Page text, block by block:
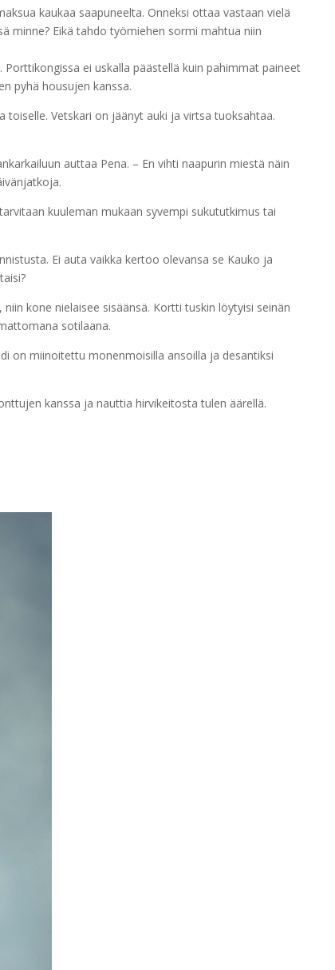
kaukaa saapuneelta. Onneksi ottaa vastaan vielä
minne? Eikä tahdo työmiehen sormi mahtua niin
ei uskalla päästellä kuin pahimmat paineet
pyhä housujen kanssa.
toiselle. Vetskari on jäänyt auki ja virtsa tuoksahtaa.
auttaa Pena. – En vihti naapurin miestä näin
kuuleman mukaan syvempi sukututkimus tai
Ei auta vaikka kertoo olevansa se Kauko ja
kone nielaisee sisäänsä. Kortti tuskin löytyisi seinän
sotilaana.
on miinoitettu monenmoisilla ansoilla ja desantiksi
kanssa ja nauttia hirvikeitosta tulen äärellä.